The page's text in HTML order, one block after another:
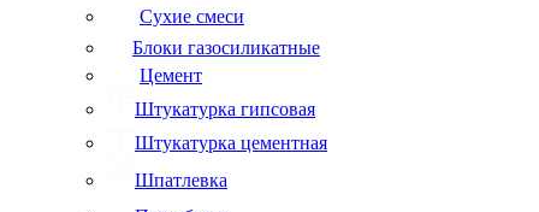
Сухие смеси
Блоки газосиликатные
Цемент
Штукатурка гипсовая
Штукатурка цементная
Шпатлевка